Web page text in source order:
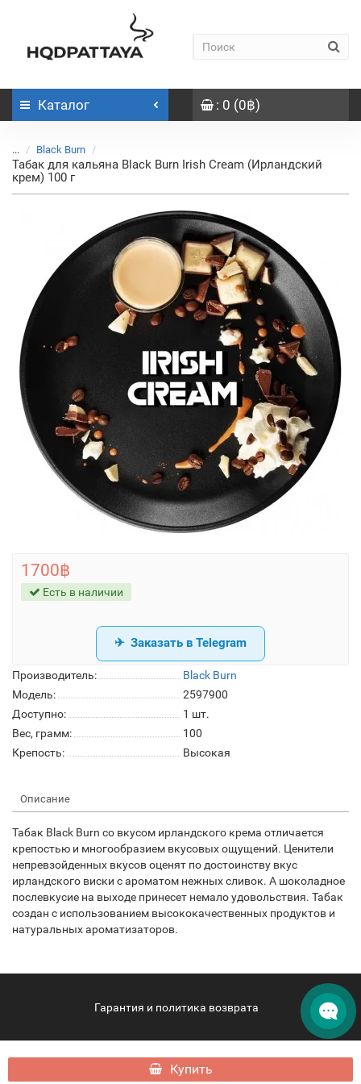
Каталог : 0 (0฿)
... Black Burn
Табак для кальяна Black Burn Irish Cream (Ирландский
крем) 100 г
Производитель:
Black Burn
Модель:
2597900
Доступно:
1 шт.
Вес, грамм:
100
Крепость:
Высокая
1700฿
Есть в наличии
Купить
Заказать в Telegram
Описание
Табак Black Burn со вкусом ирландского крема отличается
крепостью и многообразием вкусовых ощущений. Ценители
непревзойденных вкусов оценят по достоинству вкус
ирландского виски с ароматом нежных сливок. А шоколадное
послевкусие на выходе принесет немало удовольствия. Табак
создан с использованием высококачественных продуктов и
натуральных ароматизаторов.
Гарантия и политика возврата
hqdpattaya.com - HQD Pattaya © 2026